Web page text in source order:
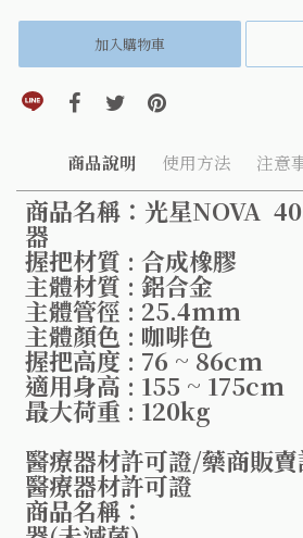
加入購物車
分享到line(另開視窗)
分享到facebook(另開視窗)
分享到twitter(另開視窗)
分享到pinterest(另開
商品說明 使用方法 注意
商品名稱：光星NOVA
器
握把材質 : 合成橡膠
主體材質 : 鋁合金
主體管徑 : 25.4mm
主體顏色 : 咖啡色
握把高度 : 76 ~ 86cm
適用身高 : 155 ~ 175cm
最大荷重 : 120kg
醫療器材許可證/藥商販
醫療器材許可證
商品名稱：